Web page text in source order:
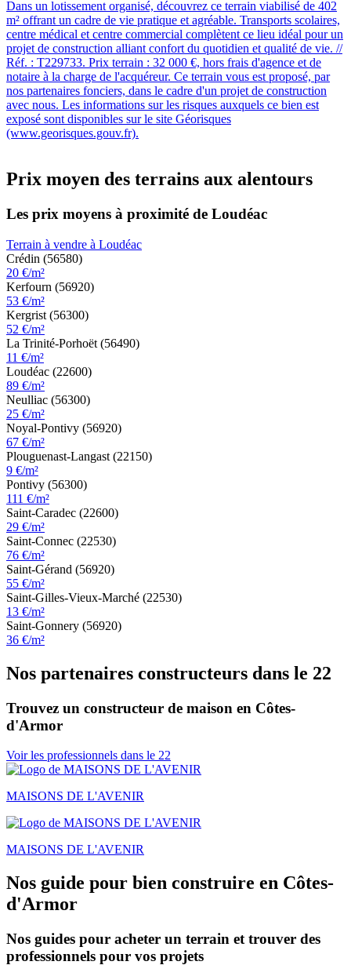
Dans un lotissement organisé, découvrez ce terrain viabilisé de 402
m² offrant un cadre de vie pratique et agréable. Transports scolaires,
centre médical et centre commercial complètent ce lieu idéal pour un
projet de construction alliant confort du quotidien et qualité de vie. //
Réf. : T229733. Prix terrain : 32 000 €, hors frais d'agence et de
notaire à la charge de l'acquéreur. Ce terrain vous est proposé, par
nos partenaires fonciers, dans le cadre d'un projet de construction
avec nous. Les informations sur les risques auxquels ce bien est
exposé sont disponibles sur le site Géorisques
(www.georisques.gouv.fr).
Prix moyen des terrains aux alentours
Les prix moyens à proximité de Loudéac
Terrain à vendre à Loudéac
Crédin (56580)
20 €/m²
Kerfourn (56920)
53 €/m²
Kergrist (56300)
52 €/m²
La Trinité-Porhoët (56490)
11 €/m²
Loudéac (22600)
89 €/m²
Neulliac (56300)
25 €/m²
Noyal-Pontivy (56920)
67 €/m²
Plouguenast-Langast (22150)
9 €/m²
Pontivy (56300)
111 €/m²
Saint-Caradec (22600)
29 €/m²
Saint-Connec (22530)
76 €/m²
Saint-Gérand (56920)
55 €/m²
Saint-Gilles-Vieux-Marché (22530)
13 €/m²
Saint-Gonnery (56920)
36 €/m²
Nos partenaires constructeurs dans le 22
Trouvez un constructeur de maison en Côtes-
d'Armor
Voir les professionnels dans le 22
MAISONS DE L'AVENIR
MAISONS DE L'AVENIR
Nos guide pour bien construire en Côtes-
d'Armor
Nos guides pour acheter un terrain et trouver des
professionnels pour vos projets